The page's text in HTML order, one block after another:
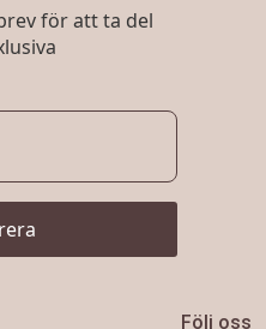
för att ta del
Följ oss